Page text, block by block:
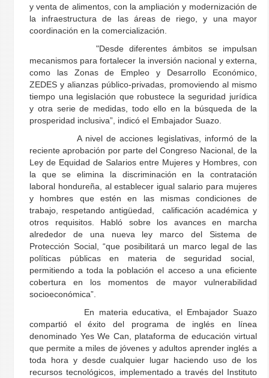
y venta de alimentos, con la ampliación y modernización de
la infraestructura de las áreas de riego, y una mayor
coordinación en la comercialización.
"Desde diferentes ámbitos se impulsan
mecanismos para fortalecer la inversión nacional y externa,
como las Zonas de Empleo y Desarrollo Económico,
ZEDES y alianzas público-privadas, promoviendo al mismo
tiempo una legislación que robustece la seguridad jurídica
y otra serie de medidas, todo ello en la búsqueda de la
prosperidad inclusiva”, indicó el Embajador Suazo.
A nivel de acciones legislativas, informó de la
reciente aprobación por parte del Congreso Nacional, de la
Ley de Equidad de Salarios entre Mujeres y Hombres, con
la que se elimina la discriminación en la contratación
laboral hondureña, al establecer igual salario para mujeres
y hombres que estén en las mismas condiciones de
trabajo, respetando antigüedad, calificación académica y
otros requisitos. Habló sobre los avances en marcha
alrededor de una nueva ley marco del Sistema de
Protección Social, “que posibilitará un marco legal de las
políticas públicas en materia de seguridad social,
permitiendo a toda la población el acceso a una eficiente
cobertura en los momentos de mayor vulnerabilidad
socioeconómica”.
En materia educativa, el Embajador Suazo
compartió el éxito del programa de inglés en línea
denominado Yes We Can, plataforma de educación virtual
que permite a miles de jóvenes y adultos aprender inglés a
toda hora y desde cualquier lugar haciendo uso de los
recursos tecnológicos, implementado a través del Instituto